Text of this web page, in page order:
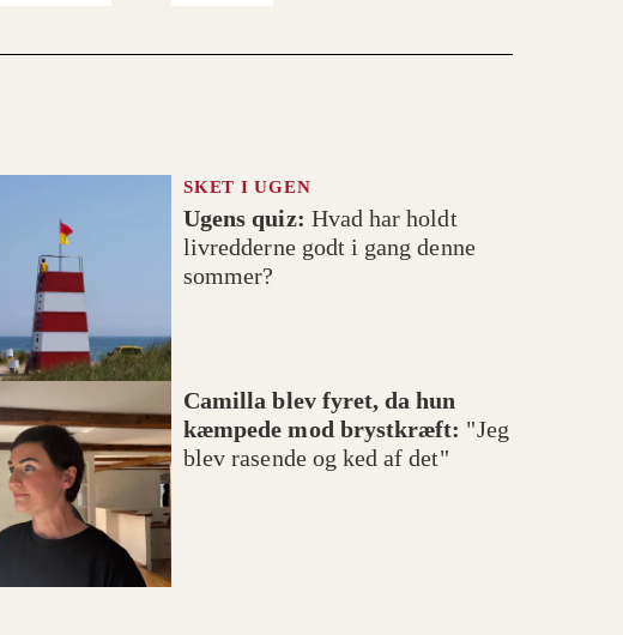
SKET I UGEN
Ugens quiz: Hvad har holdt
livredderne godt i gang denne
sommer?
Camilla blev fyret, da hun
kæmpede mod brystkræft: "Jeg
blev rasende og ked af det"